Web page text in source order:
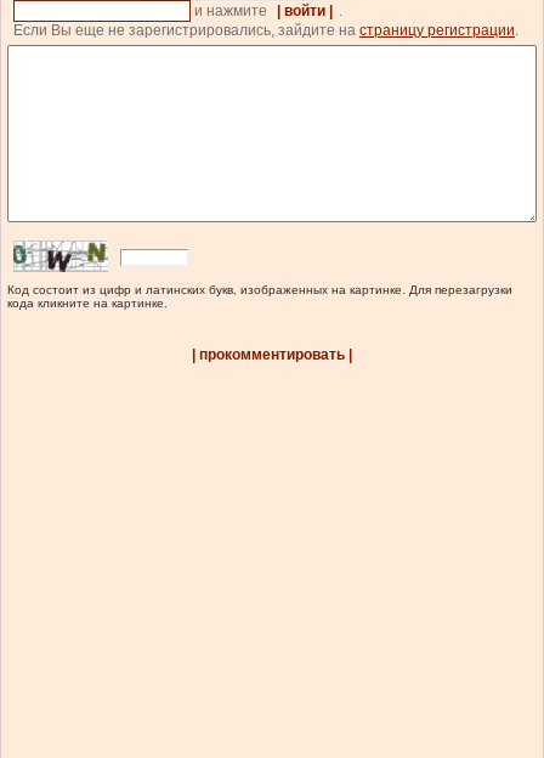
и нажмите
| войти |
Если Вы еще не зарегистрировались, зайдите на страницу регистрации
Код состоит из цифр и латинских букв, изображенных на картинке. Для перезагрузки
кода кликните на картинке.
| прокомментировать |